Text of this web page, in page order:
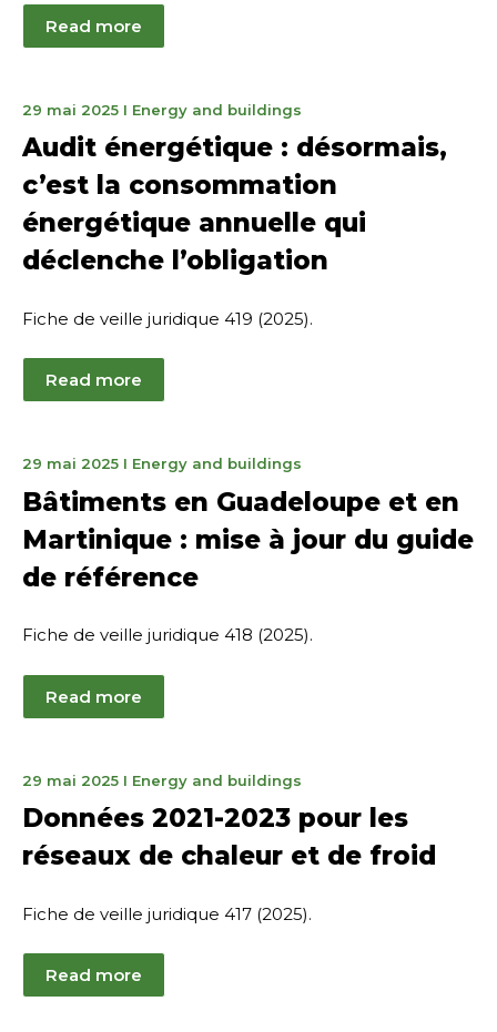
Read more
29 mai 2025June
12,
2025
I Energy and buildings
Audit énergétique : désormais,
c’est la consommation
énergétique annuelle qui
déclenche l’obligation
Fiche de veille juridique 419 (2025).
Read more
29 mai 202528
2025
I Energy and buildings
Bâtiments en Guadeloupe et en
Martinique : mise à jour du guide
de référence
Fiche de veille juridique 418 (2025).
Read more
29 mai 2025June
2025
I Energy and buildings
Données 2021-2023 pour les
réseaux de chaleur et de froid
Fiche de veille juridique 417 (2025).
Read more